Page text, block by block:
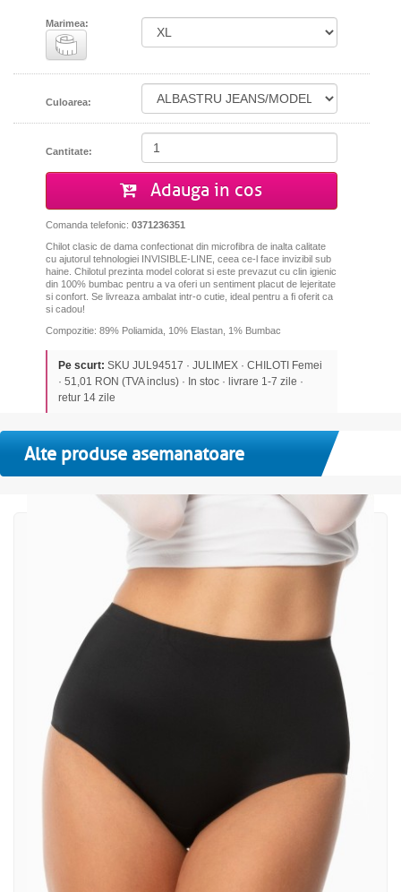
Marimea:
Culoarea:
Cantitate:
Adauga in cos
Comanda telefonic: 0371236351
Chilot clasic de dama confectionat din microfibra de inalta calitate
cu ajutorul tehnologiei INVISIBLE-LINE, ceea ce-l face invizibil sub
haine. Chilotul prezinta model colorat si este prevazut cu clin igienic
din 100% bumbac pentru a va oferi un sentiment placut de lejeritate
si confort. Se livreaza ambalat intr-o cutie, ideal pentru a fi oferit ca
si cadou!
Compozitie: 89% Poliamida, 10% Elastan, 1% Bumbac
Pe scurt: SKU JUL94517 · JULIMEX · CHILOTI Femei
· 51,01 RON (TVA inclus) · In stoc · livrare 1-7 zile ·
retur 14 zile
Alte produse asemanatoare